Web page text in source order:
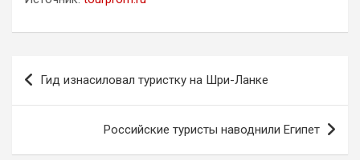
Навигация
по
Гид изнасиловал туристку на Шри-Ланке
Российские туристы наводнили Египет